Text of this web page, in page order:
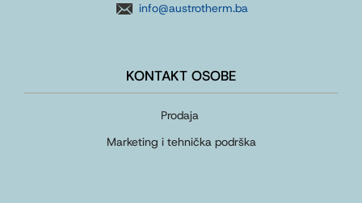
info@austrotherm.ba
KONTAKT OSOBE
Prodaja
Marketing i tehnička podrška